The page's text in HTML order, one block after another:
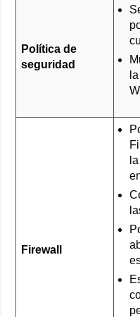
Política de
seguridad
Firewall